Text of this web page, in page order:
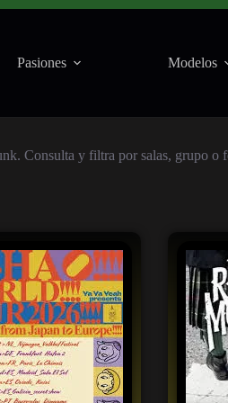
Pasiones Modelos
Consulta y filtra por salas, grupo o